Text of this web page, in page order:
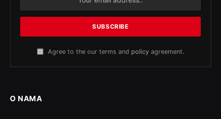
Agree to the our terms and policy agreement.
O NAMA